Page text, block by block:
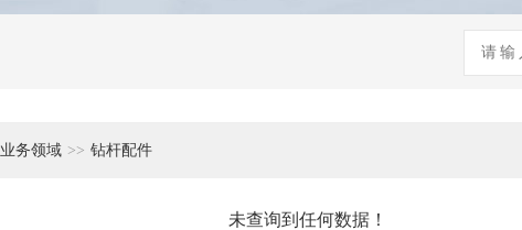
业务领域 >> 钻杆配件
未查询到任何数据！